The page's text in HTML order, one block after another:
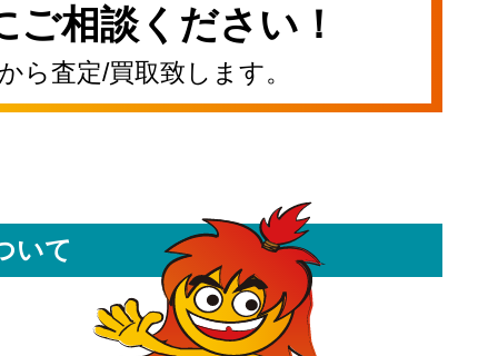
ご相談ください！
ら査定/買取致します。
いて